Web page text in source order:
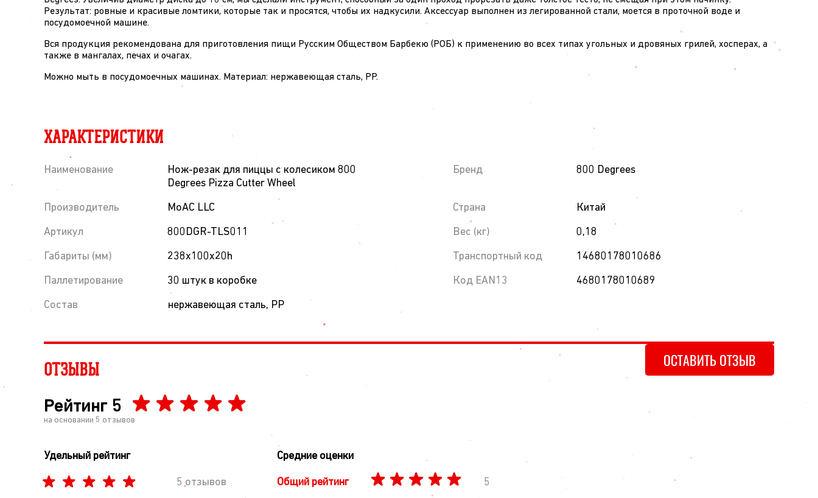
Результат: ровные и красивые ломтики, которые так и просятся, чтобы их надкусили. Аксессуар выполнен из легированной стали, моется в проточной воде и
посудомоечной машине.
Вся продукция рекомендована для приготовления пищи Русским Обществом Барбекю (РОБ) к применению во всех типах угольных и дровяных грилей, хосперах, а
также в мангалах, печах и очагах.
Можно мыть в посудомоечных машинах. Материал: нержавеющая сталь, PP.
ХАРАКТЕРИСТИКИ
Наименование
Нож-резак для пиццы с колесиком 800
Degrees Pizza Cutter Wheel
Бренд 800 Degrees
Производитель MoAC LLC Страна Китай
Артикул 800DGR-TLS011 Вес (кг) 0,18
Габариты (мм) 238x100x20h Транспортный код 14680178010686
Паллетирование 30 штук в коробке Код EAN13 4680178010689
Состав нержавеющая сталь, PP
ОТЗЫВЫ
Рейтинг 5
на основании 5 отзывов
ОСТАВИТЬ ОТЗЫВ
Удельный рейтинг
5 отзывов
Средние оценки
Общий рейтинг
5